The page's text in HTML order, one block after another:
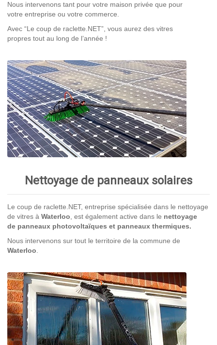
Nous intervenons tant pour votre maison privée que pour
votre entreprise ou votre commerce.
Avec “Le coup de raclette.NET”, vous aurez des vitres
propres tout au long de l’année !
Nettoyage de panneaux solaires
Le coup de raclette.NET, entreprise spécialisée dans le nettoyage
de vitres à Waterloo, est également active dans le nettoyage
de panneaux photovoltaïques et panneaux thermiques.
Nous intervenons sur tout le territoire de la commune de
Waterloo.